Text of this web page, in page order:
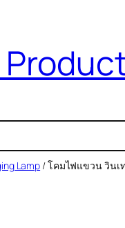
Lamp / โคมไฟแขวน วินเ